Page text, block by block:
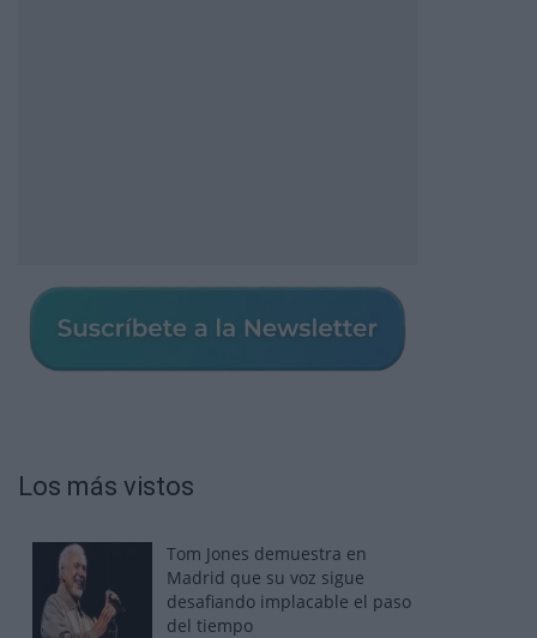
Los más vistos
Tom Jones demuestra en
Madrid que su voz sigue
desafiando implacable el paso
del tiempo